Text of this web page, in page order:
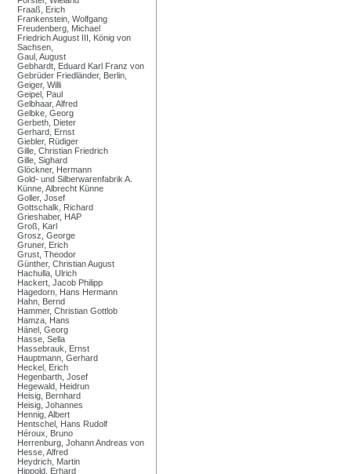
Fraaß, Erich
Frankenstein, Wolfgang
Freudenberg, Michael
Friedrich August III, König von
Sachsen,
Gaul, August
Gebhardt, Eduard Karl Franz von
Gebrüder Friedländer, Berlin,
Geiger, Willi
Geipel, Paul
Gelbhaar, Alfred
Gelbke, Georg
Gerbeth, Dieter
Gerhard, Ernst
Giebler, Rüdiger
Gille, Christian Friedrich
Gille, Sighard
Glöckner, Hermann
Gold- und Silberwarenfabrik A.
Künne, Albrecht Künne
Goller, Josef
Gottschalk, Richard
Grieshaber, HAP
Groß, Karl
Grosz, George
Gruner, Erich
Grust, Theodor
Günther, Christian August
Hachulla, Ulrich
Hackert, Jacob Philipp
Hagedorn, Hans Hermann
Hahn, Bernd
Hammer, Christian Gottlob
Hamza, Hans
Hänel, Georg
Hasse, Sella
Hassebrauk, Ernst
Hauptmann, Gerhard
Heckel, Erich
Hegenbarth, Josef
Hegewald, Heidrun
Heisig, Bernhard
Heisig, Johannes
Hennig, Albert
Hentschel, Hans Rudolf
Héroux, Bruno
Herrenburg, Johann Andreas von
Hesse, Alfred
Heydrich, Martin
Hippold, Erhard